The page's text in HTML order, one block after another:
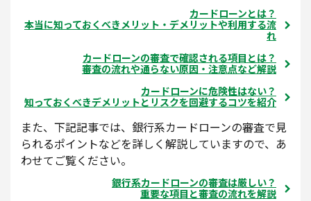
カードローンとは？
本当に知っておくべきメリット・デメリットや利用する流
れ
カードローンの審査で確認される項目とは？
審査の流れや通らない原因・注意点など解説
カードローンに危険性はない？
知っておくべきデメリットとリスクを回避するコツを紹介
また、下記記事では、銀行系カードローンの審査で見
られるポイントなどを詳しく解説していますので、あ
わせてご覧ください。
銀行系カードローンの審査は厳しい？
重要な項目と審査の流れを解説